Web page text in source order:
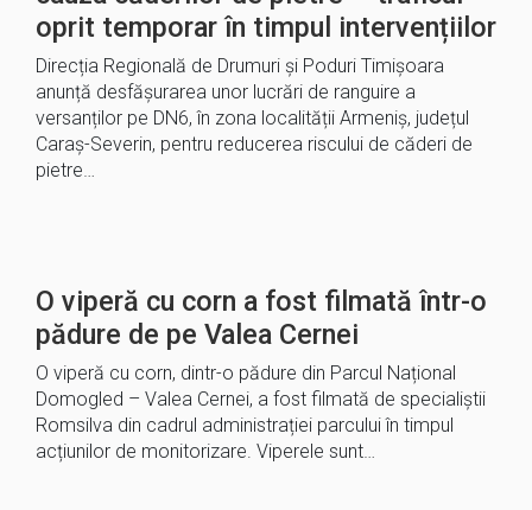
oprit temporar în timpul intervențiilor
Direcția Regională de Drumuri și Poduri Timișoara
anunță desfășurarea unor lucrări de ranguire a
versanților pe DN6, în zona localității Armeniș, județul
Caraș-Severin, pentru reducerea riscului de căderi de
pietre…
O viperă cu corn a fost filmată într-o
pădure de pe Valea Cernei
O viperă cu corn, dintr-o pădure din Parcul Național
Domogled – Valea Cernei, a fost filmată de specialiștii
Romsilva din cadrul administrației parcului în timpul
acțiunilor de monitorizare. Viperele sunt…